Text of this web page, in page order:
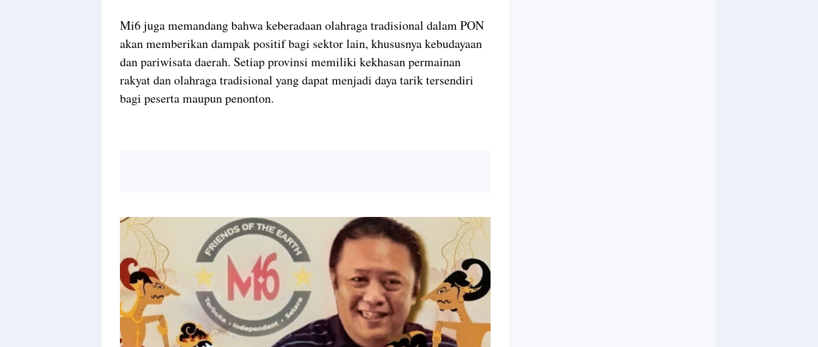
Mi6 juga memandang bahwa keberadaan olahraga tradisional dalam PON
akan memberikan dampak positif bagi sektor lain, khususnya kebudayaan
dan pariwisata daerah. Setiap provinsi memiliki kekhasan permainan
rakyat dan olahraga tradisional yang dapat menjadi daya tarik tersendiri
bagi peserta maupun penonton.